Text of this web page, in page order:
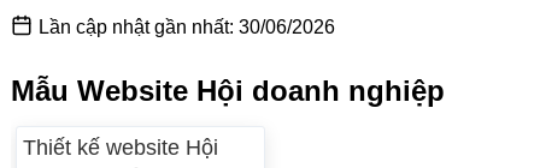
Lần cập nhật gần nhất: 30/06/2026
Mẫu Website Hội doanh nghiệp
Thiết kế website Hội